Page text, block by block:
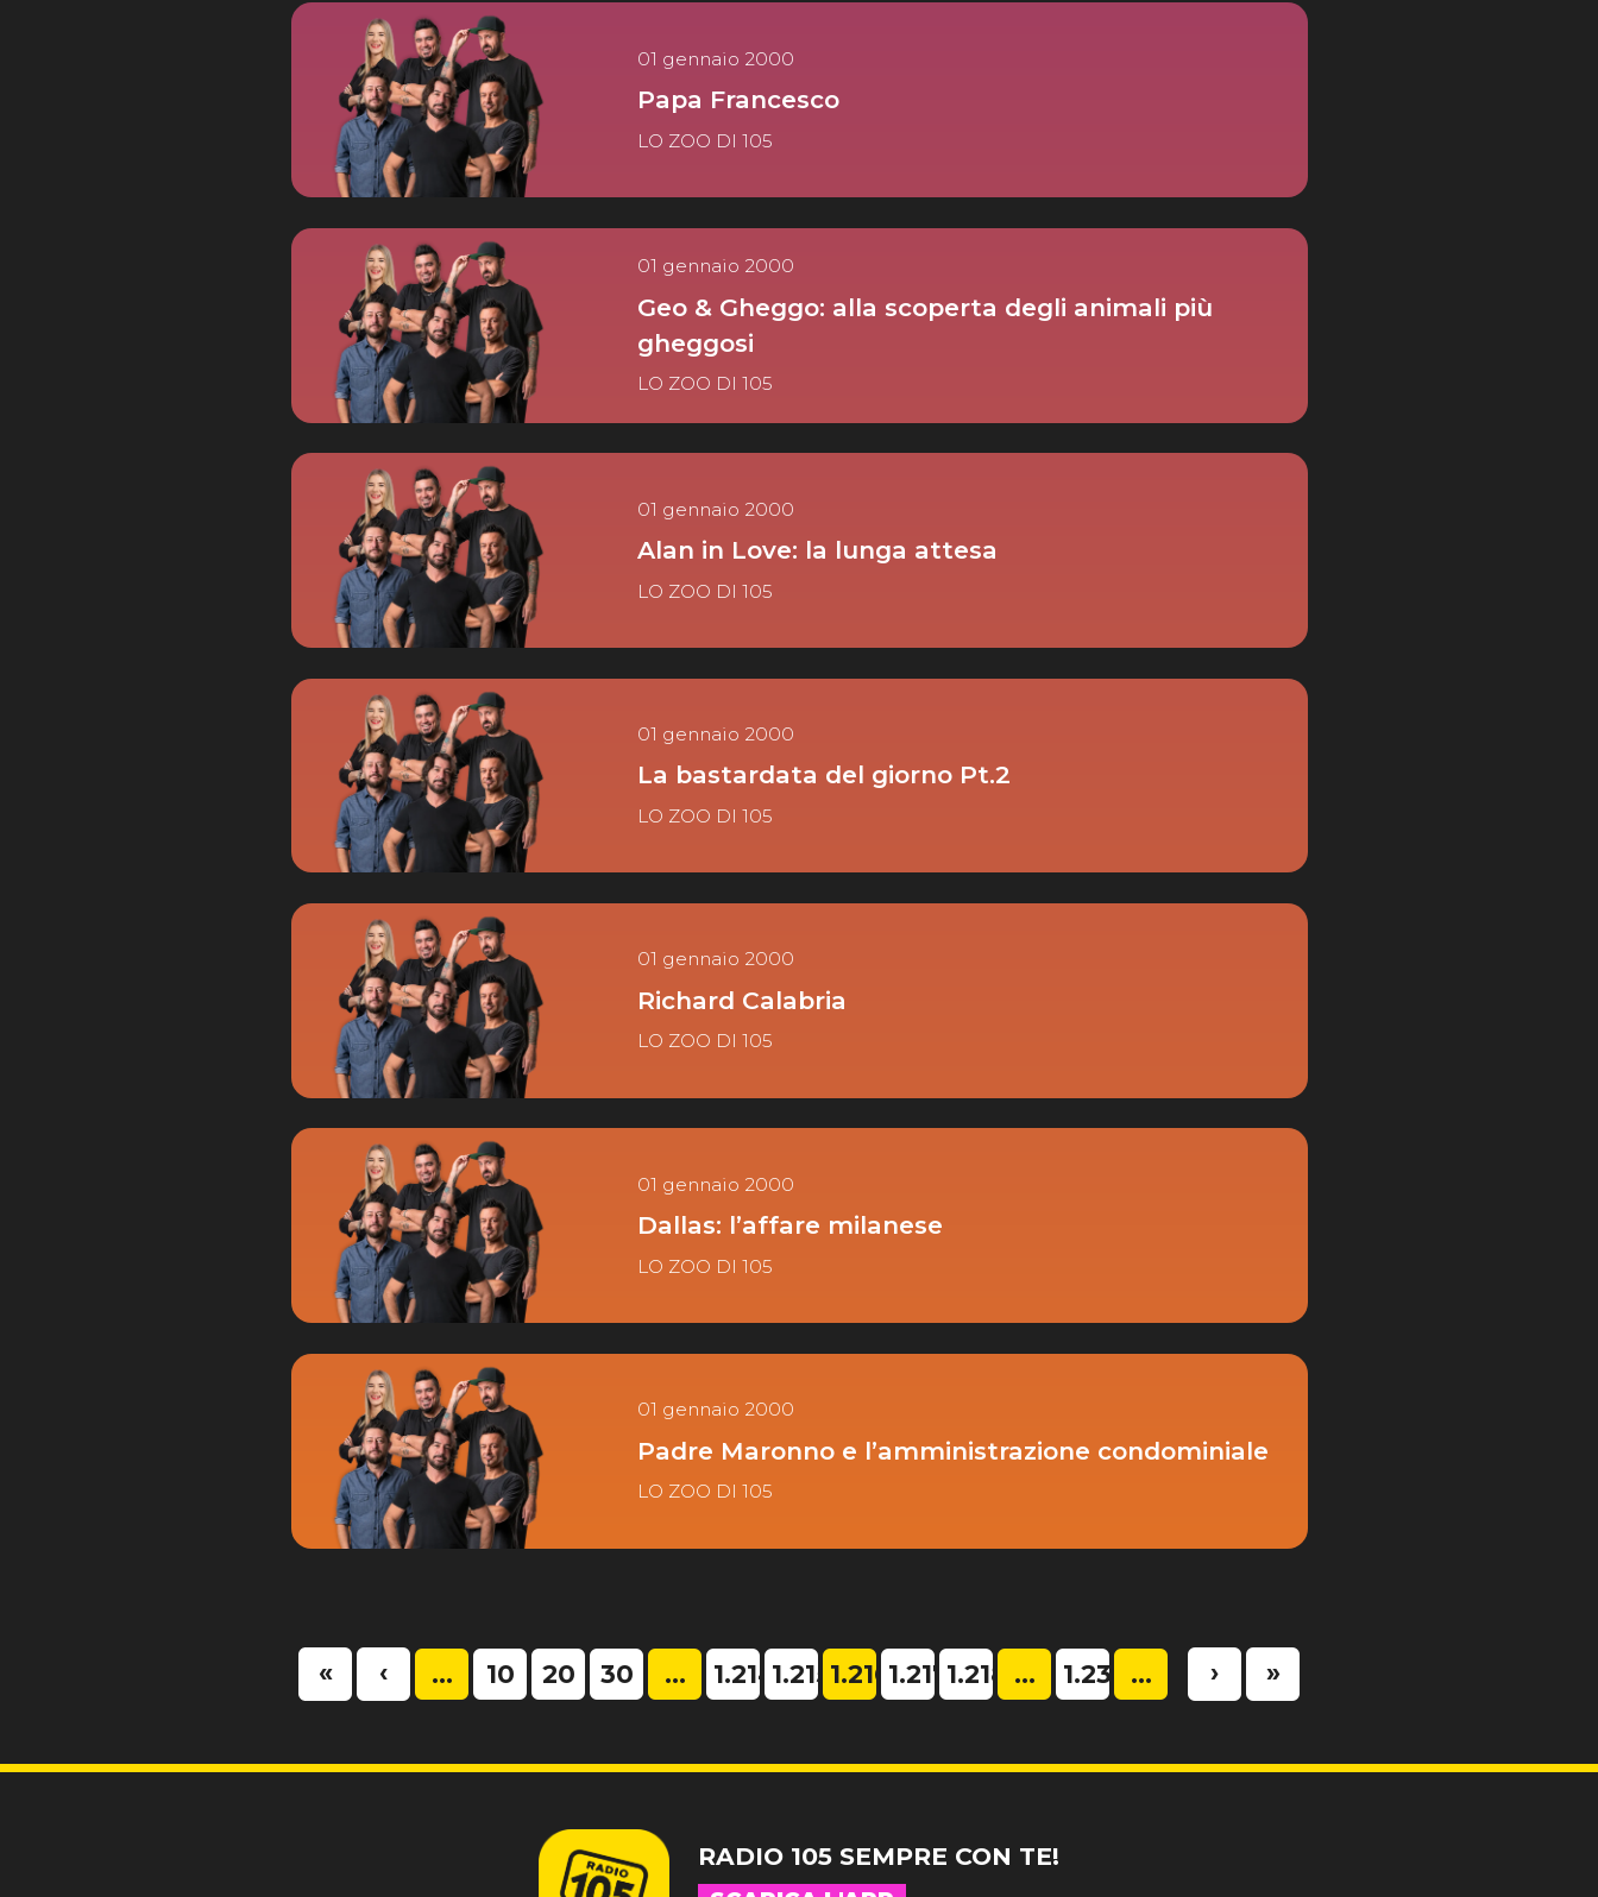
01 gennaio 2000
Papa Francesco
LO ZOO DI 105
01 gennaio 2000
Geo & Gheggo: alla scoperta degli animali più
gheggosi
LO ZOO DI 105
01 gennaio 2000
Alan in Love: la lunga attesa
LO ZOO DI 105
01 gennaio 2000
La bastardata del giorno Pt.2
LO ZOO DI 105
01 gennaio 2000
Richard Calabria
LO ZOO DI 105
01 gennaio 2000
Dallas: l’affare milanese
LO ZOO DI 105
01 gennaio 2000
Padre Maronno e l’amministrazione condominiale
LO ZOO DI 105
« ‹ ... 10 20 30 ... 1.2141.215 1.2161.2171.218 ... 1.230 ... › »
RADIO 105 SEMPRE CON TE!